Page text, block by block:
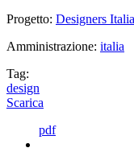
Progetto: Designers Italia
Amministrazione: italia
Tag:
design
Scarica
pdf